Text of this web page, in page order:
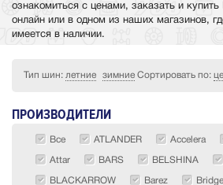
ознакомиться с ценами, заказать и
онлайн или в одном из наших магазинов,
имеется в наличии.
Тип шин: летние зимние Сортировать по:
ПРОИЗВОДИТЕЛИ
Все ATLANDER Accelera
Attar BARS BELSHINA
BLACKARROW Barez